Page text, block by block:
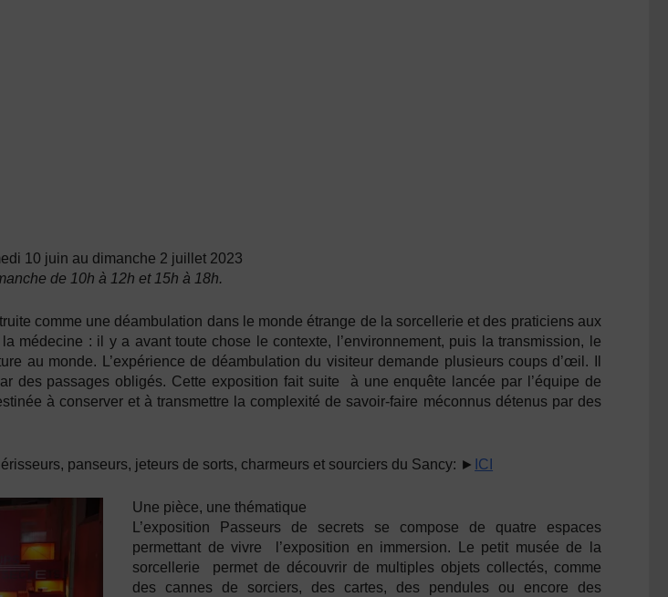
10 juin au dimanche 2 juillet 2023
de 10h à 12h et 15h à 18h.
comme une déambulation dans le monde étrange de la sorcellerie et des praticiens aux
médecine : il y a avant toute chose le contexte, l’environnement, puis la transmission, le
au monde. L’expérience de déambulation du visiteur demande plusieurs coups d’œil. Il
des passages obligés. Cette exposition fait suite à une enquête lancée par l’équipe de
à conserver et à transmettre la complexité de savoir-faire méconnus détenus par des
panseurs, jeteurs de sorts, charmeurs et sourciers du Sancy: ► ICI
Une pièce, une thématique
L’exposition Passeurs de secrets se compose de quatre espaces
permettant de vivre l’exposition en immersion. Le petit musée de la
sorcellerie permet de découvrir de multiples objets collectés, comme
des cannes de sorciers, des cartes, des pendules ou encore des